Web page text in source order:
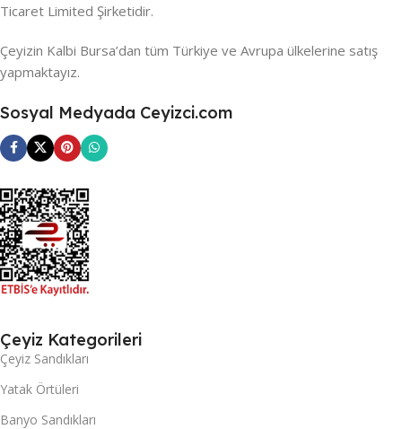
Ticaret Limited Şirketidir.
Çeyizin Kalbi Bursa’dan tüm Türkiye ve Avrupa ülkelerine satış
yapmaktayız.
Sosyal Medyada Ceyizci.com
Çeyiz Kategorileri
Çeyiz Sandıkları
Yatak Örtüleri
Banyo Sandıkları